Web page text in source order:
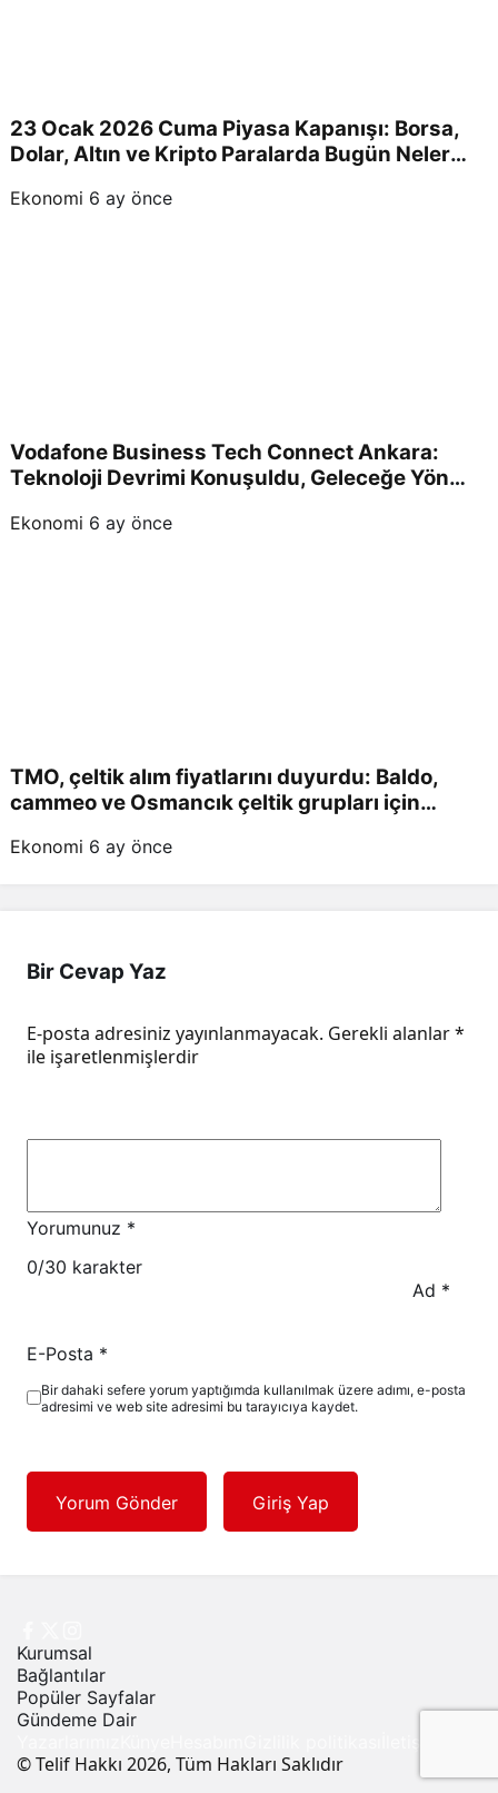
23 Ocak 2026 Cuma Piyasa Kapanışı: Borsa,
Dolar, Altın ve Kripto Paralarda Bugün Neler
Ekonomi 6 ay önce
Vodafone Business Tech Connect Ankara:
Teknoloji Devrimi Konuşuldu, Geleceğe Yön
Ekonomi 6 ay önce
TMO, çeltik alım fiyatlarını duyurdu: Baldo,
cammeo ve Osmancık çeltik grupları için
Ekonomi 6 ay önce
Bir Cevap Yaz
E-posta adresiniz yayınlanmayacak. Gerekli alanlar*
ile işaretlenmişlerdir
Yorumunuz *
0/30 karakter
Ad *
E-Posta *
Bir dahaki sefere yorum yaptığımda kullanılmak üzere adımı, e-posta
adresimi ve web site adresimi bu tarayıcıya kaydet.
Yorum Gönder Giriş Yap
Kurumsal
Bağlantılar
Popüler Sayfalar
Gündeme Dair
© Telif Hakkı 2026, Tüm Hakları Saklıdır